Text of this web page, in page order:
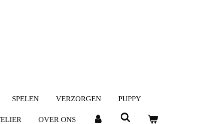
SPELEN VERZORGEN PUPPY
OVER ONS